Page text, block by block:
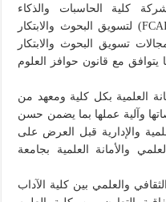
كلية الحاسبات والذكاء
الاصطناعي بجامعة القاهرة (FCAI - RISE) لتسويق البحوث والابتكار
تسويق البحوث والابتكار
يتوافق مع قانون حوافز العلوم
العلمية بكل كلية ومعهد من
وآلية عملها بما يضمن حسن
والإدارية قبل العرض على
والأمانة العلمية بجامعة
والعلمي بين كلية الآداب